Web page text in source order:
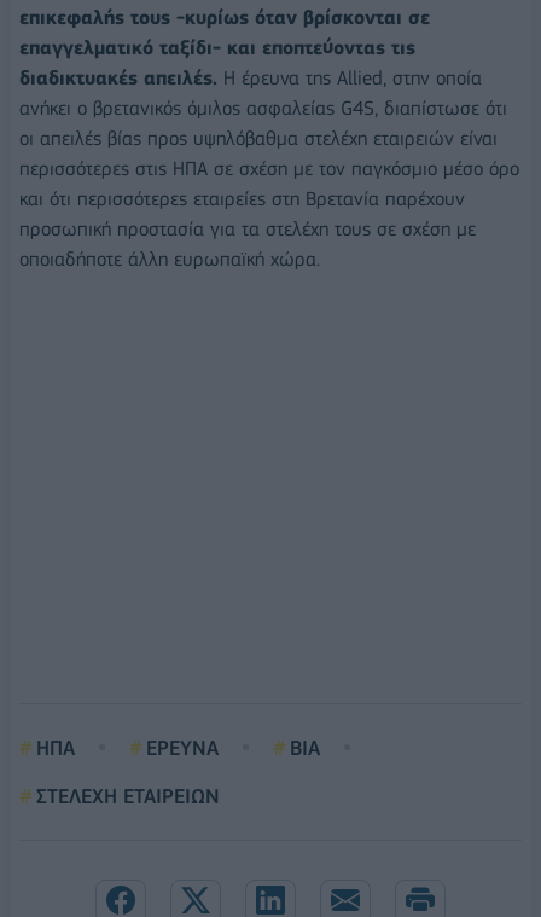
επικεφαλής τους -κυρίως όταν βρίσκονται σε
επαγγελματικό ταξίδι- και εποπτεύοντας τις
διαδικτυακές απειλές. Η έρευνα της Allied, στην οποία
ανήκει ο βρετανικός όμιλος ασφαλείας G4S, διαπίστωσε ότι
οι απειλές βίας προς υψηλόβαθμα στελέχη εταιρειών είναι
περισσότερες στις ΗΠΑ σε σχέση με τον παγκόσμιο μέσο όρο
και ότι περισσότερες εταιρείες στη Βρετανία παρέχουν
προσωπική προστασία για τα στελέχη τους σε σχέση με
οποιαδήποτε άλλη ευρωπαϊκή χώρα.
ΗΠΑ ΕΡΕΥΝΑ
ΒΙΑ
ΣΤΕΛΕΧΗ ΕΤΑΙΡΕΙΩΝ